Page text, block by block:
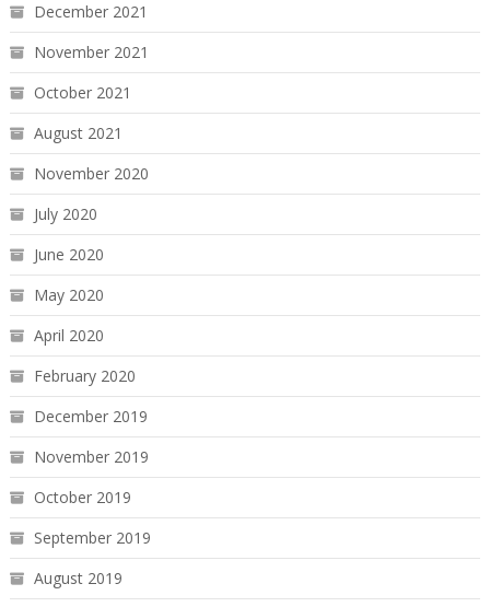
December 2021
November 2021
October 2021
August 2021
November 2020
July 2020
June 2020
May 2020
April 2020
February 2020
December 2019
November 2019
October 2019
September 2019
August 2019